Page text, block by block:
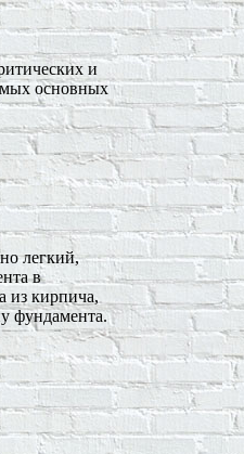
и
основных
легкий,
в
из кирпича,
фундамента.